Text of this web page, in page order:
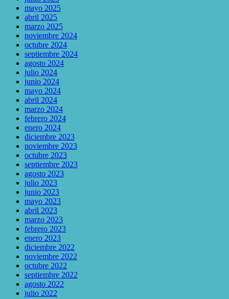
mayo 2025
abril 2025
marzo 2025
noviembre 2024
octubre 2024
septiembre 2024
agosto 2024
julio 2024
junio 2024
mayo 2024
abril 2024
marzo 2024
febrero 2024
enero 2024
diciembre 2023
noviembre 2023
octubre 2023
septiembre 2023
agosto 2023
julio 2023
junio 2023
mayo 2023
abril 2023
marzo 2023
febrero 2023
enero 2023
diciembre 2022
noviembre 2022
octubre 2022
septiembre 2022
agosto 2022
julio 2022